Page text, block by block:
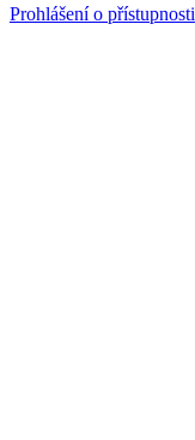
Prohlášení o přístupnosti